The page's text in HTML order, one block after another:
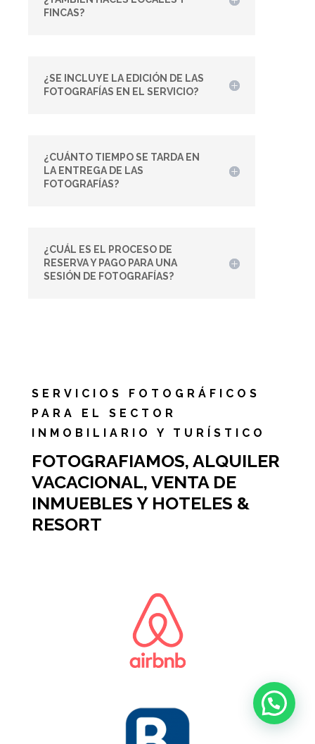
FINCAS?
¿SE INCLUYE LA EDICIÓN DE LAS
FOTOGRAFÍAS EN EL SERVICIO?
¿CUÁNTO TIEMPO SE TARDA EN
LA ENTREGA DE LAS
FOTOGRAFÍAS?
¿CUÁL ES EL PROCESO DE
RESERVA Y PAGO PARA UNA
SESIÓN DE FOTOGRAFÍAS?
SERVICIOS FOTOGRÁFICOS
PARA EL SECTOR
INMOBILIARIO Y TURÍSTICO
FOTOGRAFIAMOS, ALQUILER
VACACIONAL, VENTA DE
INMUEBLES Y HOTELES &
RESORT